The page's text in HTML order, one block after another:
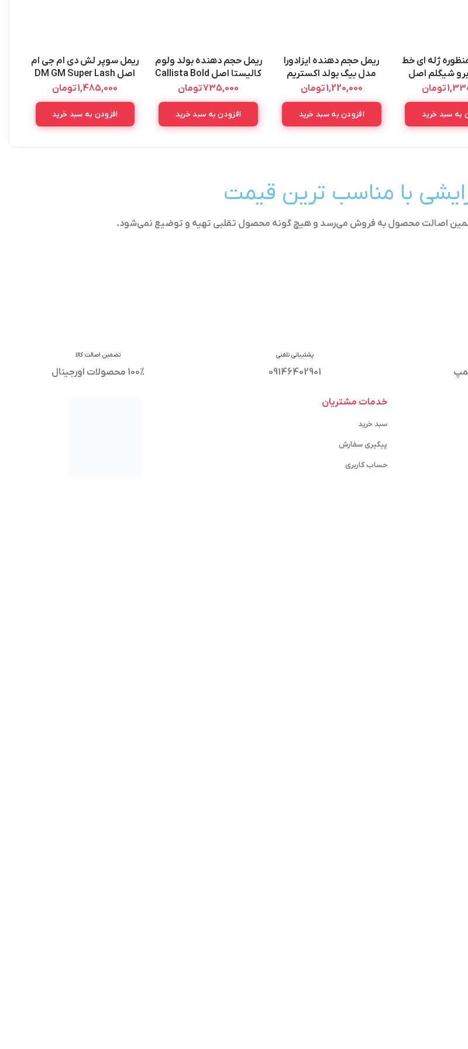
ژله ای خط
شیگلم اصل
4.2G
تومان
به سبد خرید
ریمل حجم دهنده ایزادورا
مدل بیگ بولد اکستریم
Isadora Big Bold Extreme
1,220,000تومان
افزودن به سبد خرید
ریمل حجم دهنده بولد ولوم
کالیستا اصل Callista Bold
Volume
735,000تومان
افزودن به سبد خرید
ریمل سوپر لش دی ام جی ام
اصل DM GM Super Lash
Mascara 12ML
1,485,000تومان
افزودن به سبد خرید
با مناسب ترین قیمت
تضمین اصالت محصول به فروش می‌رسد و هیچ گونه محصول تقلبی تهیه و توضیع نمی‌شود.
پشتیبانی تلفنی
09146402901
تضمین اصالت کالا
100% محصولات اورجینال
خدمات مشتریان
سبد خرید
پیگیری سفارش
حساب کاربری